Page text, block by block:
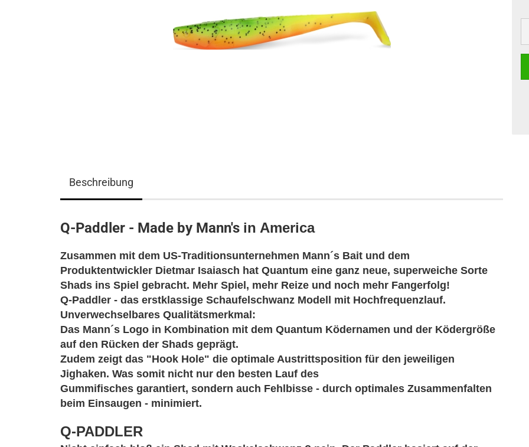
Beschreibung
Q-Paddler - Made by Mann's in America
Zusammen mit dem US-Traditionsunternehmen Mann´s Bait und dem
Produktentwickler Dietmar Isaiasch hat Quantum eine ganz neue, superweiche Sorte
Shads ins Spiel gebracht. Mehr Spiel, mehr Reize und noch mehr Fangerfolg!
Q-Paddler - das erstklassige Schaufelschwanz Modell mit Hochfrequenzlauf.
Unverwechselbares Qualitätsmerkmal:
Das Mann´s Logo in Kombination mit dem Quantum Ködernamen und der Ködergröße
auf den Rücken der Shads geprägt.
Zudem zeigt das "Hook Hole" die optimale Austrittsposition für den jeweiligen
Jighaken. Was somit nicht nur den besten Lauf des
Gummifisches garantiert, sondern auch Fehlbisse - durch optimales Zusammenfalten
beim Einsaugen - minimiert.
Q-PADDLER